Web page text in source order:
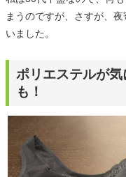
まうのですが、さすが、
いました。
ポリエステルが
も！